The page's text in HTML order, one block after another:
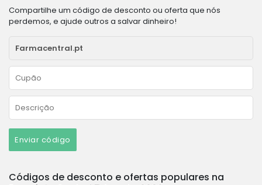
Compartilhe um código de desconto ou oferta que nós
perdemos, e ajude outros a salvar dinheiro!
Enviar código
Códigos de desconto e ofertas populares na